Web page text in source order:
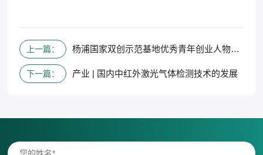
上一篇： 杨浦国家双创示范基地优秀青年创业人物故事
下一篇： 产业 | 国内中红外激光气体检测技术的发展